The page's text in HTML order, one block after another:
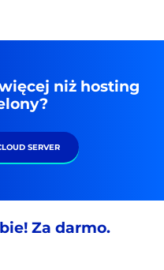
niż hosting
SERVER
Za darmo.